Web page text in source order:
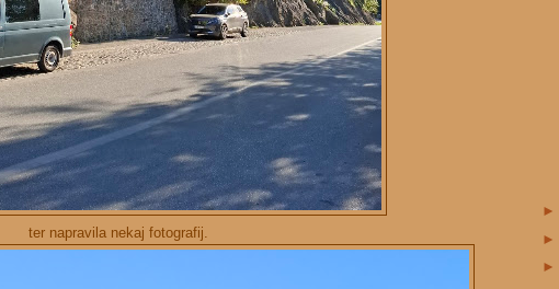
ter napravila nekaj fotografij.
►
►
►